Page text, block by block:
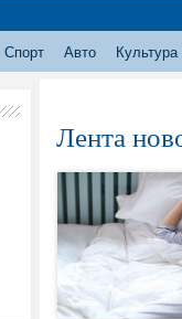
Спорт Авто Культура
Лента